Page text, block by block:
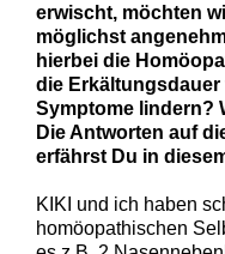
erwischt, möchten
möglichst
hierbei die
die
Symptome lindern?
Die Antworten auf
erfährst Du in
KIKI und ich haben
homöopathischen